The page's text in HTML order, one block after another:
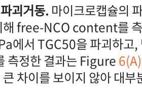
괴거동. 마이크로캡슐의
해 free-NCO content를
에서 TGC50을 파괴하고
정한 결과는 Figure6(A)
차이를 보이지 않아 대